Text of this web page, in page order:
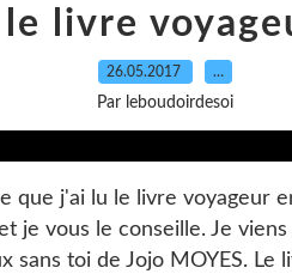
le livre
26.05.2017 …
Par leboudoirdesoi
que j'ai lu le livre voyageur
je vous le conseille. Je
sans toi de Jojo MOYES. Le